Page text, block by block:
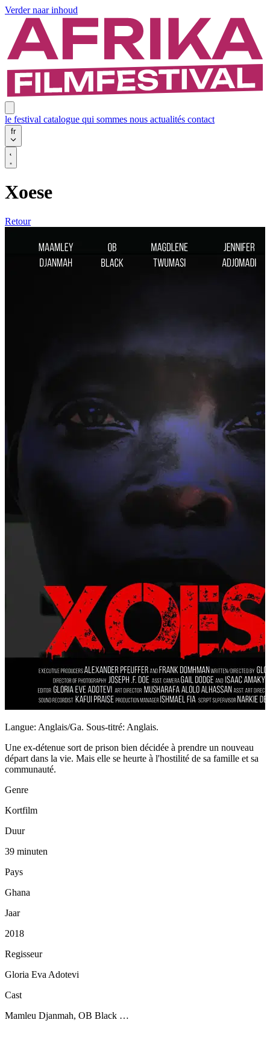
Verder naar inhoud
le festival catalogue qui sommes nous actualités contact
fr
Xoese
Retour
Langue: Anglais/Ga. Sous-titré: Anglais.
Une ex-détenue sort de prison bien décidée à prendre un nouveau
départ dans la vie. Mais elle se heurte à l'hostilité de sa famille et sa
communauté.
Genre
Kortfilm
Duur
39 minuten
Pays
Ghana
Jaar
2018
Regisseur
Gloria Eva Adotevi
Cast
Mamleu Djanmah, OB Black …